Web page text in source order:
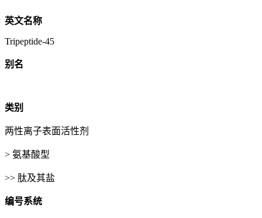
英文名称
Tripeptide-45
别名
类别
两性离子表面活性剂
> 氨基酸型
>> 肽及其盐
编号系统